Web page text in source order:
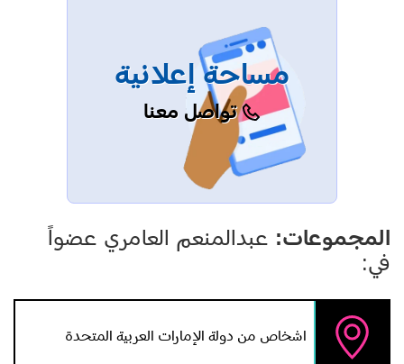
مساحة إعلانية
تواصل معنا
المجموعات: عبدالمنعم العامري عضواً
في:
اشخاص من دولة الإمارات العربية المتحدة